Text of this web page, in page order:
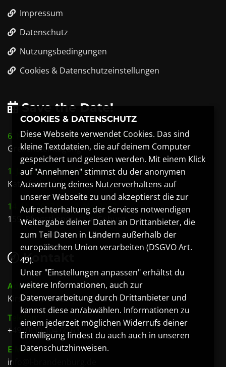
Impressum
Datenschutz
Nutzungsbedingungen
Cookies & Datenschutzeinstellungen
Save the Date!
6. November 2026 bis 8. November 2026
Greifensteintagung
1. Januar 2027 | 15:00 Uhr ct
Katerfrühstück
14. Mai 2027 bis 18. Mai 2027
159. Pfingstkongress in Coburg
Kontakt
Adresse:
Kirschenallee 23 | 14050 Berlin
Telefon:
+49 (0)30 304 60 63
E-Mail:
info@l-brandenburg.de
COOKIES & DATENSCHUTZ
Diese Webseite verwendet Cookies. Das sind
kleine Textdateien, die auf deinem Computer
gespeichert und gelesen werden. Mit einem Klick
auf "Annehmen" stimmst du der anonymen
Auswertung deines Nutzerverhaltens auf
unserer Webseite zu und akzeptierst die zur
Aufrechterhaltung der Services notwendigen
Weitergabe deiner Daten an Drittanbieter, die
zum Teil Daten in Ländern außerhalb der
europäischen Union verarbeiten (DSGVO Art.
49).
Unter "Einstellungen anpassen" erhältst du
weitere Informationen, auch zur
Datenverarbeitung durch Drittanbieter und
kannst diese an/abwählen. Informationen zu
einem jederzeit möglichen Widerrufs deiner
Einwilligung findest du auch auch in unseren
Datenschutzhinweisen.